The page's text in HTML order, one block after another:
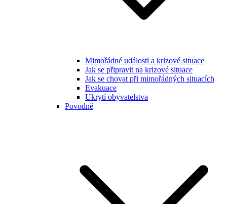
Mimořádné události a krizové situace
Jak se připravit na krizové situace
Jak se chovat při mimořádných situacích
Evakuace
Ukrytí obyvatelstva
Povodně